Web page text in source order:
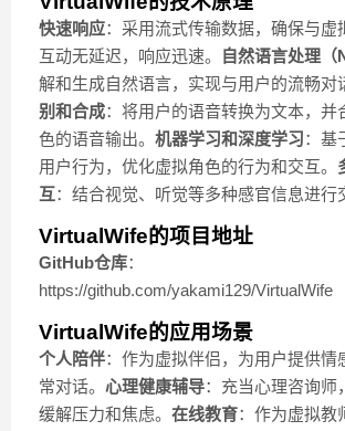
快速响应：采用流式传输数据，确保与虚
互动无延迟，响应迅速。
自然语言处理（
解和生成自然语言，实现与用户的流畅对
别和合成：将用户的语音转换为文本，并
色的语音输出。 机器学习和深度学习：基
用户行为，优化虚拟角色的行为和交互。
互：结合视觉、听觉等多种感官信息进行
VirtualWife的项目地址
GitHub仓库：
https://github.com/yakami129/VirtualWife
VirtualWife的应用场景
个人陪伴：作为虚拟伴侣，为用户提供情
常对话。 心理健康辅导：充当心理咨询师
缓解压力和焦虑。 在线教育：作为虚拟教